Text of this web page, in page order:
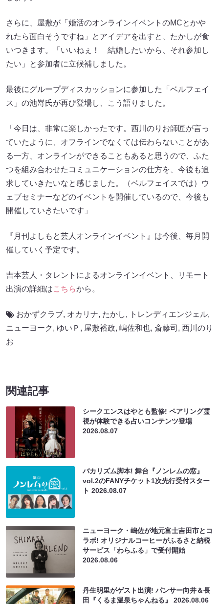
さらに、屋敷が「婚活のオンラインイベントのMCとかや
れたら面白そうですね」とアイデアを出すと、たかしが食
いつきます。「いいねぇ！ 結婚したいから、それ参加し
たい」と参加者に立候補しました。
最後にグループディスカッションに参加した「ベルフェイ
ス」の池嵜氏が再び登場し、こう語りました。
「今日は、非常に楽しかったです。西川のりお師匠が言っ
ていたように、オフラインでなくては伝わらないことがあ
る一方、オンラインができることもあると思うので、ふた
つを組み合わせたコミュニケーションの仕方を、今後も追
求していきたいなと感じました。（ベルフェイスでは）ウ
ェブセミナーなどのイベントを開催しているので、今後も
開催していきたいです」
『月刊よしもと芸人オンラインイベント』は今後、毎月開
催していく予定です。
吉本芸人・タレントによるオンラインイベント、リモート
出演の詳細はこちらから。
おかずクラブ, オカリナ, たかし, トレンディエンジェル,
ニューヨーク , ゆいＰ , 屋敷裕政, 嶋佐和也, 斎藤司 , 西川のり
お
関連記事
シークエンスはやとも監修! ペアリング霊
視が体験できる占いコンテンツ登場
2026.08.07
バカリズム脚本! 舞台『ノンレムの窓』
vol.2のFANYチケット1次先行受付スター
ト2026.08.07
ニューヨーク・嶋佐が地元富士吉田市とコ
ラボ! オリジナルコーヒーがふるさと納税
サービス「わらふる」で受付開始
2026.08.06
丹生明里がゲスト出演! パンサー向井＆長
田『くるま温泉ちゃんねる』2026.08.06